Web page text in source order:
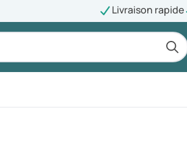
Livraison rapide